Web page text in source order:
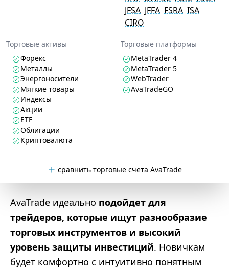
JFSA JFFA FSRA ISA
CIRO
Торговые активы
Форекс
Металлы
Энергоносители
Мягкие товары
Индексы
Акции
ETF
Облигации
Криптовалюта
Торговые платформы
MetaTrader 4
MetaTrader 5
WebTrader
AvaTradeGO
сравнить торговые счета AvaTrade
AvaTrade идеально подойдет для
трейдеров, которые ищут разнообразие
торговых инструментов и высокий
уровень защиты инвестиций. Новичкам
будет комфортно с интуитивно понятным